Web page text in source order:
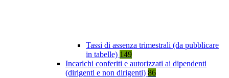
Tassi di assenza trimestrali (da pubblicare
in tabelle) 149
Incarichi conferiti e autorizzati ai dipendenti
(dirigenti e non dirigenti) 86